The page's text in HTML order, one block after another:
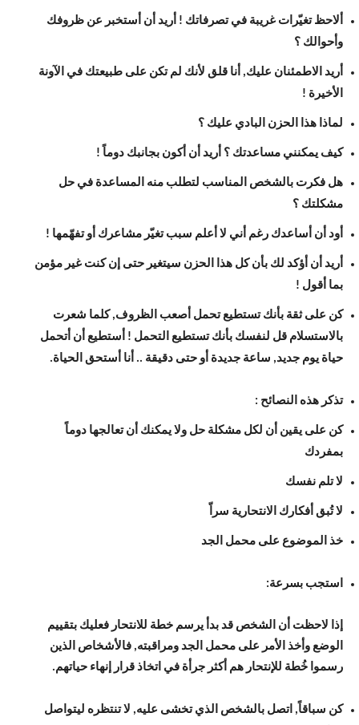
ألاحظ تغيّرات غريبة في تصرفاتك ! أريد أن أستخبر عن ظروفك
وأحوالك ؟
أريد الاطمئنان عليك, أنا قلق لأنك لم تكن على طبيعتك في الآونة
الأخيرة !
لماذا هذا الحزن البادي عليك ؟
كيف يمكنني مساعدتك ؟ أريد أن أكون بجانبك دوماً !
هل فكرت بالشخص المناسب لتطلب منه المساعدة في حل
مشكلتك ؟
أود أن أساعدك رغم أني لا أعلم سبب تغيّر مشاعرك أو تفهّمها !
أريد أن أؤكد لك بأن كل هذا الحزن سيتغير حتى إن كنت غير مؤمن
بما أقول !
كن على ثقة بأنك تستطيع تحمل أصعب الظروف, كلما شعرت
بالاستسلام قل لنفسك بأنك تستطيع التحمل ! أستطيع أن أتحمل
حياة يوم جديد, ساعة جديدة أو حتى دقيقة .. أنا أستحق الحياة.
تذكر هذه النصائح :
كن على يقين أن لكل مشكلة حل ولا يمكنك أن تعالجها دوماً
بمفردك
لا تلم نفسك
لا تُبق أفكارك الانتحارية سراّ
خذ الموضوع على محمل الجد
استجب بسرعة:
إذا لاحظت أن الشخص قد بدأ يرسم خطة للانتحار فعليك بتقييم
الوضع وأخذ الأمر على محمل الجد ومراقبته, فالأشخاص الذين
رسموا خُطة للإنتحار هم أكثر جرأة في اتخاذ قرار إنهاء حياتهم.
كن سباقاً, اتصل بالشخص الذي تخشى عليه, لا تنتظره ليتواصل